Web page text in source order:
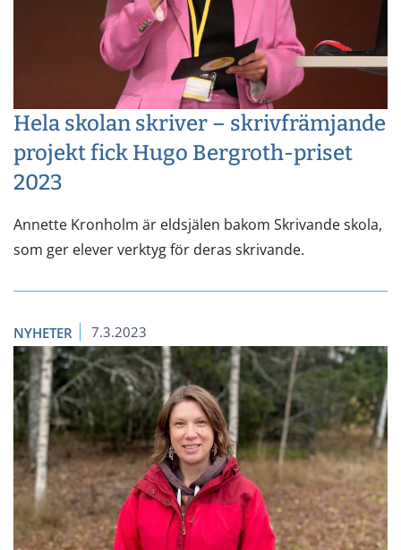
Hela skolan skriver – skrivfrämjande
projekt fick Hugo Bergroth-priset
2023
Annette Kronholm är eldsjälen bakom Skrivande skola,
som ger elever verktyg för deras skrivande.
NYHETER 7.3.2023